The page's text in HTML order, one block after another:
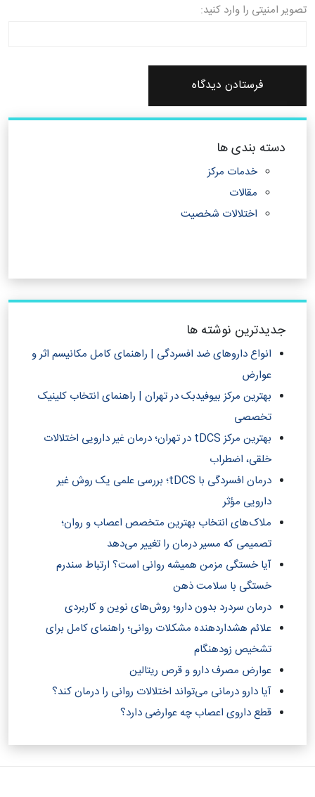
تصویر امنیتی را وارد کنید:
دسته بندی ها
خدمات مرکز
مقالات
اختلالات شخصیت
جدیدترین نوشته ها
انواع داروهای ضد افسردگی | راهنمای کامل مکانیسم اثر و
عوارض
بهترین مرکز بیوفیدبک در تهران | راهنمای انتخاب کلینیک
تخصصی
بهترین مرکز tDCS در تهران؛ درمان غیر دارویی اختلالات
خلقی، اضطراب
درمان افسردگی با tDCS؛ بررسی علمی یک روش غیر
دارویی مؤثر
ملاک‌های انتخاب بهترین متخصص اعصاب و روان؛
تصمیمی که مسیر درمان را تغییر می‌دهد
آیا خستگی مزمن همیشه روانی است؟ ارتباط سندرم
خستگی با سلامت ذهن
درمان سردرد بدون دارو؛ روش‌های نوین و کاربردی
علائم هشداردهنده مشکلات روانی؛ راهنمای کامل برای
تشخیص زودهنگام
عوارض مصرف دارو و قرص ریتالین
آیا دارو درمانی می‌تواند اختلالات روانی را درمان کند؟‎
قطع داروی اعصاب چه عوارضی دارد؟